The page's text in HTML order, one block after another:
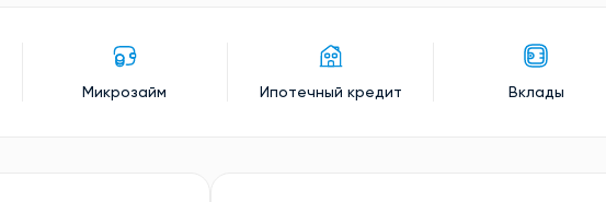
Микрозайм Ипотечный кредит Вклады